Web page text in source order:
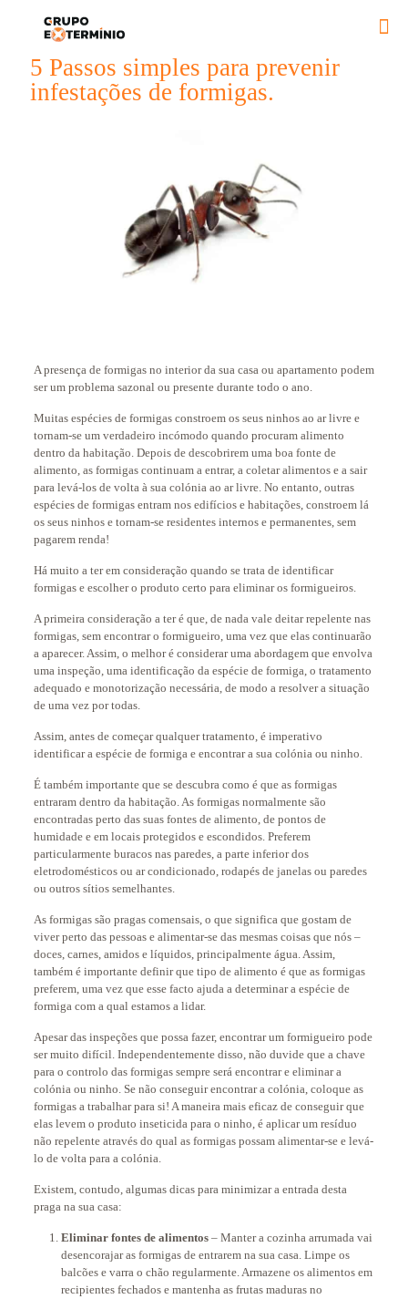
5 Passos simples para prevenir
infestações de formigas.
A presença de formigas no interior da sua casa ou apartamento podem
ser um problema sazonal ou presente durante todo o ano.
Muitas espécies de formigas constroem os seus ninhos ao ar livre e
tornam-se um verdadeiro incómodo quando procuram alimento
dentro da habitação. Depois de descobrirem uma boa fonte de
alimento, as formigas continuam a entrar, a coletar alimentos e a sair
para levá-los de volta à sua colónia ao ar livre. No entanto, outras
espécies de formigas entram nos edifícios e habitações, constroem lá
os seus ninhos e tornam-se residentes internos e permanentes, sem
pagarem renda!
Há muito a ter em consideração quando se trata de identificar
formigas e escolher o produto certo para eliminar os formigueiros.
A primeira consideração a ter é que, de nada vale deitar repelente nas
formigas, sem encontrar o formigueiro, uma vez que elas continuarão
a aparecer. Assim, o melhor é considerar uma abordagem que envolva
uma inspeção, uma identificação da espécie de formiga, o tratamento
adequado e monotorização necessária, de modo a resolver a situação
de uma vez por todas.
Assim, antes de começar qualquer tratamento, é imperativo
identificar a espécie de formiga e encontrar a sua colónia ou ninho.
É também importante que se descubra como é que as formigas
entraram dentro da habitação. As formigas normalmente são
encontradas perto das suas fontes de alimento, de pontos de
humidade e em locais protegidos e escondidos. Preferem
particularmente buracos nas paredes, a parte inferior dos
eletrodomésticos ou ar condicionado, rodapés de janelas ou paredes
ou outros sítios semelhantes.
As formigas são pragas comensais, o que significa que gostam de
viver perto das pessoas e alimentar-se das mesmas coisas que nós –
doces, carnes, amidos e líquidos, principalmente água. Assim,
também é importante definir que tipo de alimento é que as formigas
preferem, uma vez que esse facto ajuda a determinar a espécie de
formiga com a qual estamos a lidar.
Apesar das inspeções que possa fazer, encontrar um formigueiro pode
ser muito difícil. Independentemente disso, não duvide que a chave
para o controlo das formigas sempre será encontrar e eliminar a
colónia ou ninho. Se não conseguir encontrar a colónia, coloque as
formigas a trabalhar para si! A maneira mais eficaz de conseguir que
elas levem o produto inseticida para o ninho, é aplicar um resíduo
não repelente através do qual as formigas possam alimentar-se e levá-
lo de volta para a colónia.
Existem, contudo, algumas dicas para minimizar a entrada desta
praga na sua casa:
Eliminar fontes de alimentos– Manter a cozinha arrumada vai
desencorajar as formigas de entrarem na sua casa. Limpe os
balcões e varra o chão regularmente. Armazene os alimentos em
recipientes fechados e mantenha as frutas maduras no